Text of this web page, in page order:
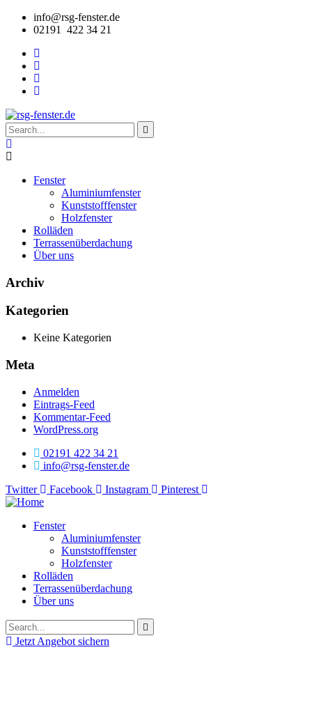
info@rsg-fenster.de
02191 422 34 21
Fenster
Aluminiumfenster
Kunststofffenster
Holzfenster
Rolläden
Terrassenüberdachung
Über uns
Archiv
Kategorien
Keine Kategorien
Meta
Anmelden
Eintrags-Feed
Kommentar-Feed
WordPress.org
02191 422 34 21
info@rsg-fenster.de
Twitter
Facebook Instagram Pinterest
Fenster
Aluminiumfenster
Kunststofffenster
Holzfenster
Rolläden
Terrassenüberdachung
Über uns
Jetzt Angebot sichern